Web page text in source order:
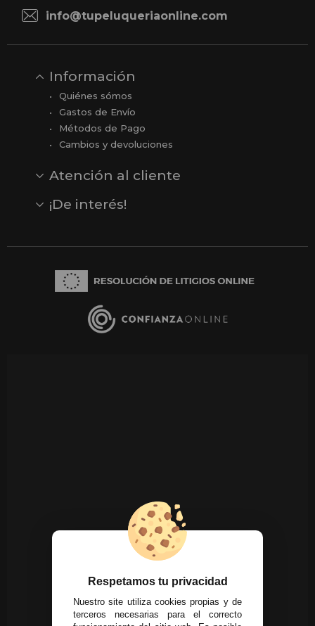
info@tupeluqueriaonline.com
Información
Quiénes sómos
Gastos de Envío
Métodos de Pago
Cambios y devoluciones
Atención al cliente
Opiniones
Reseñas en Google
¡De interés!
Respetamos tu privacidad
Nuestro site utiliza cookies propias y de
terceros necesarias para el correcto